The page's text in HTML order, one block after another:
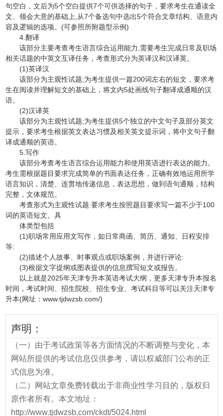
句空白，文后为5个空白提供7个可供选择的句子，要求考生在通读全
文、领会大意的基础上,从7个备选句中选出5个符合文章结构、语意内
容及逻辑的选项。(可参照所附题型示例)
4.翻译
该部分主要考查考生语言综合运用能力,需要考生完成日常及职场
相关话题的中英文互译任务，考查形式分为英译汉和汉译英。
(1)英译汉
该部分为主观性试题;为考生提供一篇200词左右的短文，要求考
生在阅读并理解短文的基础上，将文内5处画线句子翻译成通顺的汉
语。
(2)汉译英
该部分为主观性试题;为考生提供5个独立的中文句子及部分英文
提示，要求考生根据英文表达习惯及相关英文提示词，将中文句子翻
译成通顺的英语。
5.写作
该部分考查考生语言综合运用能力和使用英语进行表达的能力。
考生需根据题目要求完成简单的书面表达任务，正确有效地运用所学
语言知识，清楚、连贯地传递信息，表达思想，做到语句通顺，结构
完整，文体规范。
考查形式为主观性试题:要求考生按照题目要求写一篇不少于100
词的英语短文。具
体类型包括
(1)职场常用应用文写作，如日常商函、简历、通知、日程安排
等:
(2)描述个人故事、时事观点或职场案例，并进行评论:
(3)根据文字提纲或图表提供的信息撰写短文或报告。
以上就是2025年天津专升本英语考试大纲，更多天津专升本报名
时间，考试时间、招生院校、招生专业、考试科目等可以关注天津专
升本(网址：www.tjdwzsb.com/)
声明：
（一）由于考试政策等各方面情况的不断调整与变化，本
网站所提供的考试信息仅供参考，请以权威部门公布的正
式信息为准。
（二）网站文章免费转载出于非商业性学习目的，版权归
原作者所有。本文地址：
http://www.tjdwzsb.com/ckdt/5024.html